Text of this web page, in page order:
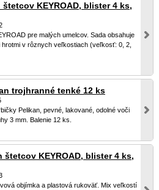
KEYROAD, blister 4 ks,
pre malých umelcov. Sada obsahuje
v rôznych veľkostiach (veľkosť: 0, 2,
trojhranné tenké 12 ks
Pelikan, pevné, lakované, odolné voči
3 mm. Balenie 12 ks.
štetcov KEYROAD, blister 4 ks,
objímka a plastová rukoväť. Mix veľkostí